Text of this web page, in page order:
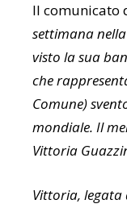
Il comunicato
settimana
visto la sua
che
Comune)
mondiale. Il
Vittoria
Vittoria, legata